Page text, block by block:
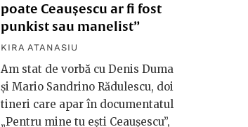
poate Ceaușescu ar fi fost
punkist sau manelist”
KIRA ATANASIU
Am stat de vorbă cu Denis Duma
și Mario Sandrino Rădulescu, doi
tineri care apar în documentatul
„Pentru mine tu ești Ceaușescu”,